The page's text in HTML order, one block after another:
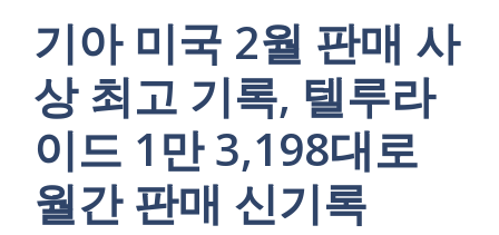
기아 미국 2월 판매 사
상 최고 기록, 텔루라
이드 1만 3,198대로
월간 판매 신기록